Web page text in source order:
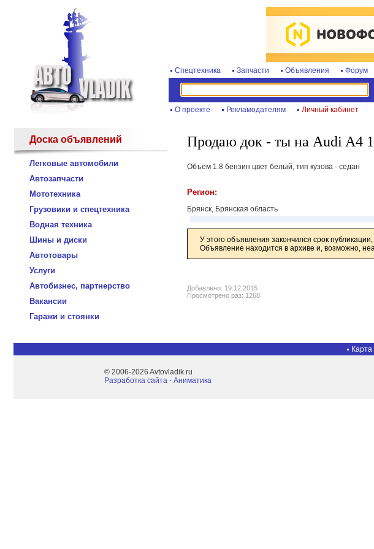
Спецтехника Запчасти Объявления Форум
О проекте Рекламодателям Личный кабинет
Доска объявлений
Легковые автомобили
Автозапчасти
Мототехника
Грузовики и спецтехника
Водная техника
Шины и диски
Автотовары
Услуги
Автобизнес, партнерство
Вакансии
Гаражи и стоянки
Продаю док - ты на Audi A4
Объем 1.8 бензин цвет белый, тип кузова - седан
Регион:
Брянск, Брянская область
У этого объявления закончился срок
Объявление находится в архиве и, возможно,
Добавлено: 19.12.2015
Просмотрено раз: 1268
Карта
© 2006-2026 Avtovladik.ru
Разработка сайта - Aниматика